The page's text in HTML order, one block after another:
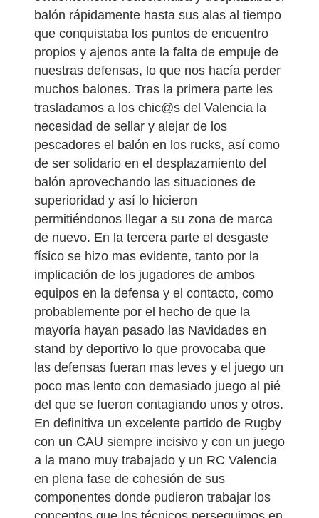
balón rápidamente hasta sus alas al tiempo
que conquistaba los puntos de encuentro
propios y ajenos ante la falta de empuje de
nuestras defensas, lo que nos hacía perder
muchos balones. Tras la primera parte les
trasladamos a los chic@s del Valencia la
necesidad de sellar y alejar de los
pescadores el balón en los rucks, así como
de ser solidario en el desplazamiento del
balón aprovechando las situaciones de
superioridad y así lo hicieron
permitiéndonos llegar a su zona de marca
de nuevo. En la tercera parte el desgaste
físico se hizo mas evidente, tanto por la
implicación de los jugadores de ambos
equipos en la defensa y el contacto, como
probablemente por el hecho de que la
mayoría hayan pasado las Navidades en
stand by deportivo lo que provocaba que
las defensas fueran mas leves y el juego un
poco mas lento con demasiado juego al pié
del que se fueron contagiando unos y otros.
En definitiva un excelente partido de Rugby
con un CAU siempre incisivo y con un juego
a la mano muy trabajado y un RC Valencia
en plena fase de cohesión de sus
componentes donde pudieron trabajar los